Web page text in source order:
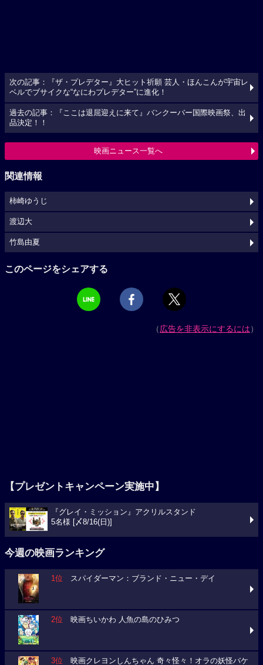
次の記事：『ザ・プレデター』大ヒット祈願 芸人・ほんこんが宇宙レ
ベルでブサイクな“なにわプレデター”に進化！
過去の記事：『ここは退屈迎えに来て』バンクーバー国際映画祭、出
品決定！！
映画ニュース一覧へ
関連情報
柿崎ゆうじ
渡辺大
竹島由夏
このページをシェアする
（広告を非表示にするには）
【プレゼントキャンペーン実施中】
『グレイ・ミッション』アクリルスタンド
5名様 [〆8/16(日)]
今週の映画ランキング
1位 スパイダーマン：ブランド・ニュー・デイ
2位 映画ちいかわ 人魚の島のひみつ
3位 映画クレヨンしんちゃん 奇々怪々！オラの妖怪バケ